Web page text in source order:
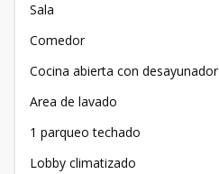
Sala
Comedor
Cocina abierta con desayunador
Area de lavado
1 parqueo techado
Lobby climatizado